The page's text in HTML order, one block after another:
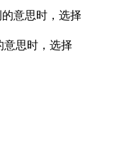
意思时，选择
意思时，选择